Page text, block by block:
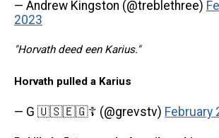
— Andrew Kingston (@treblethree)
2023
"Horvath deed een Karius."
Horvath pulled a Karius
— G 🇺🇸🇪🇬☦️ (@grevstv) February